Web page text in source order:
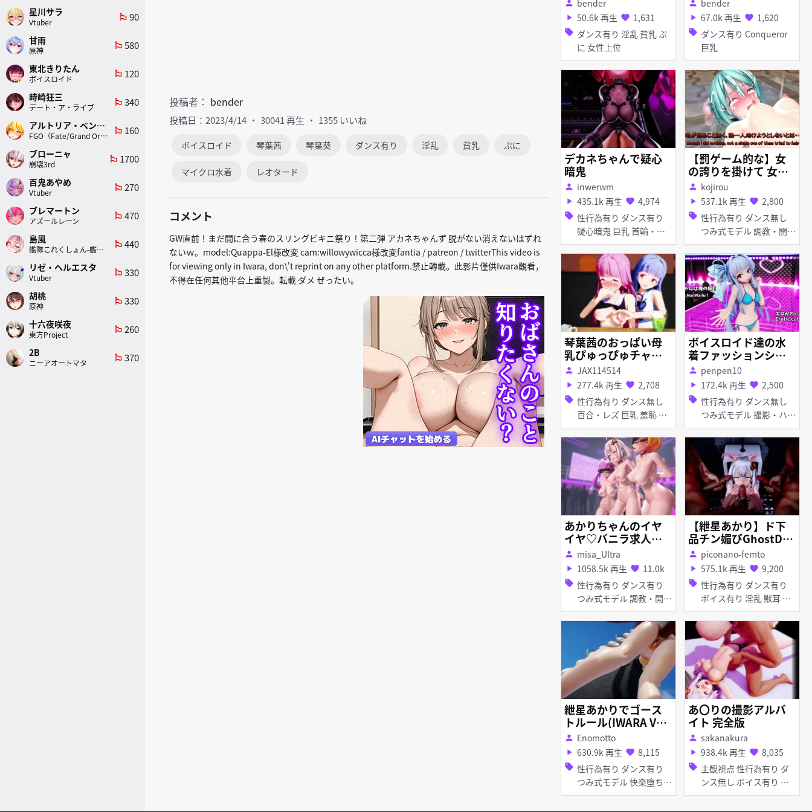
投稿者： bender
投稿日：2023/4/14 30041 再生 1355 いいね
ボイスロイド 琴葉茜 琴葉葵 ダンス有り 淫乱 貧乳 ぷに
マイクロ水着 レオタード
コメント
GW直前！まだ間に合う春のスリングビキニ祭り！第二弾 アカネちゃんず 脱がない消えないはずれ
ないｗ。model:Quappa-El様改変 cam:willowywicca様改変fantia / patreon / twitterThis video is
for viewing only in Iwara, don\'t reprint on any other platform.禁止轉載。此影片僅供Iwara觀看，
不得在任何其他平台上重製。転載 ダメ ぜったい。
person bender
play_arrow 50.6k 再生 favorite 1,631
sell ダンス有り 淫乱 貧乳 ぷ
に 女性上位
person bender
play_arrow 67.0k 再生 favorite 1,620
sell ダンス有り Conqueror
巨乳
デカネちゃんで疑心
暗鬼
person inwerwm
play_arrow 435.1k 再生 favorite 4,974
sell 性行為有り ダンス有り
疑心暗鬼 巨乳 首輪・
鎖・拘束具 目隠し 拘束
【罰ゲーム的な】女
の誇りを掛けて 女の
娘と罰ゲームで争う
ミクちゃん 後編 [Pu
nitive] Miku, who co
mpetes with a wom
an\'s daughter in a
game of punishmen
t for her female prid
e, Last part
person kojirou
play_arrow 537.1k 再生 favorite 2,800
sell 性行為有り ダンス無し
つみ式モデル 調教・開発
淫乱 バイブ・ローター
お漏らし・潮吹き 羞恥
母乳・噴乳 アヘ顔
琴葉茜のおっぱい母
乳ぴゅっぴゅチャレ
ンジ！
person JAX114514
play_arrow 277.4k 再生 favorite 2,708
sell 性行為有り ダンス無し
百合・レズ 巨乳 羞恥 母
乳・噴乳
ボイスロイド達の水
着ファッションショ
ー【R18MMD】 結月
ゆかり @ yuzukiyu
kari @
person penpen10
play_arrow 172.4k 再生 favorite 2,500
sell 性行為有り ダンス無し
つみ式モデル 撮影・ハメ
撮り 巨乳 ぷに スクール
水着 水着 お漏らし・潮
吹き 羞恥 紳士ハンド
あかりちゃんのイヤ
イヤ♡バニラ求人ダ
ンス
person misa_Ultra
play_arrow 1058.5k 再生 favorite 11.0k
sell 性行為有り ダンス有り
つみ式モデル 調教・開発
巨乳 ディルド 目隠し 紳
士ハンド お漏らし・潮吹
イブ
【紲星あかり】ド下
品チン媚びGhostDan
ce（EX下品版）【SE
X 身体に落書き】
person piconano-femto
play_arrow 575.1k 再生 favorite 9,200
sell 性行為有り ダンス有り
ボイス有り 淫乱 獣耳 痴
女・ビッチ 顔射 フェラ
紲星あかりでゴース
トルール(IWARA Ve
r.)
person Enomotto
play_arrow 630.9k 再生 favorite 8,115
sell 性行為有り ダンス有り
つみ式モデル 快楽堕ち
野外 巨乳 アナル責め ア
ヘ顔 羞恥
あ〇りの撮影アルバ
イト 完全版
person sakanakura
play_arrow 938.4k 再生 favorite 8,035
sell 主観視点 性行為有り ダ
ンス無し ボイス有り つ
み式モデル 援交・売春
快楽堕ち 撮影・ハメ撮り
星川サラ
Vtuber
emoji_flags 90
甘雨
原神
emoji_flags 580
東北きりたん
ボイスロイド
emoji_flags 120
時崎狂三
デート・ア・ライブ
emoji_flags 340
アルトリア・ペンドラゴン(ランサー)
FGO（Fate/Grand Order）
emoji_flags 160
ブローニャ
崩壊3rd
emoji_flags 1700
百鬼あやめ
Vtuber
emoji_flags 270
ブレマートン
アズールレーン
emoji_flags 470
島風
艦隊これくしょん-艦これ-
emoji_flags 440
リゼ・ヘルエスタ
Vtuber
emoji_flags 330
胡桃
原神
emoji_flags 330
十六夜咲夜
東方Project
emoji_flags 260
2B
ニーアオートマタ
emoji_flags 370